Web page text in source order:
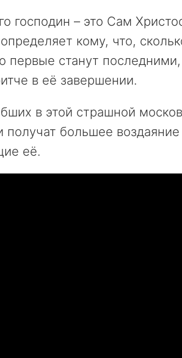
господин – это Сам
кому, что,
первые станут
в её завершении.
в этой страшной
большее
её.